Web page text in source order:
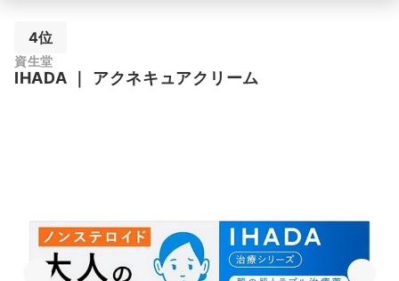
4位
資生堂
IHADA ｜ アクネキュアクリーム